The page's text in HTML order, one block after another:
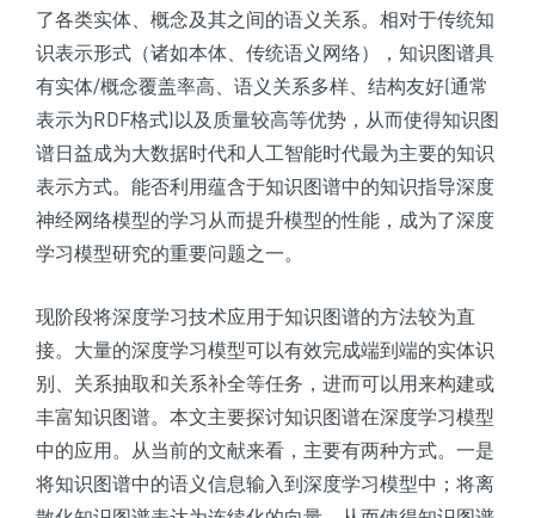
了各类实体、概念及其之间的语义关系。相对于传统知
识表示形式（诸如本体、传统语义网络），知识图谱具
有实体/概念覆盖率高、语义关系多样、结构友好(通常
表示为RDF格式)以及质量较高等优势，从而使得知识图
谱日益成为大数据时代和人工智能时代最为主要的知识
表示方式。能否利用蕴含于知识图谱中的知识指导深度
神经网络模型的学习从而提升模型的性能，成为了深度
学习模型研究的重要问题之一。
现阶段将深度学习技术应用于知识图谱的方法较为直
接。大量的深度学习模型可以有效完成端到端的实体识
别、关系抽取和关系补全等任务，进而可以用来构建或
丰富知识图谱。本文主要探讨知识图谱在深度学习模型
中的应用。从当前的文献来看，主要有两种方式。一是
将知识图谱中的语义信息输入到深度学习模型中；将离